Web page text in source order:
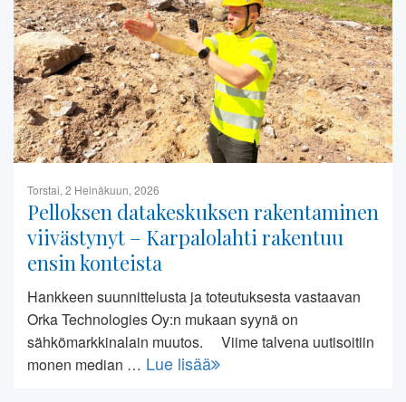
Torstai, 2 Heinäkuun, 2026
Pelloksen datakeskuksen rakentaminen
viivästynyt – Karpalolahti rakentuu
ensin konteista
Hankkeen suunnittelusta ja toteutuksesta vastaavan
Orka Technologies Oy:n mukaan syynä on
sähkömarkkinalain muutos. Viime talvena uutisoitiin
monen median … Lue lisää